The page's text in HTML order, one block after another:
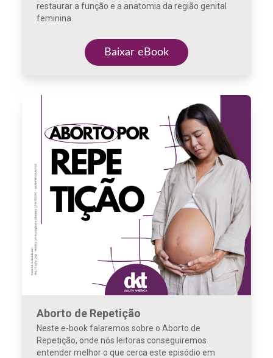
restaurar a função e a anatomia da região genital
feminina.
Baixar eBook
Aborto de Repetição
Neste e-book falaremos sobre o Aborto de
Repetição, onde nós leitoras conseguiremos
entender melhor o que cerca este episódio em